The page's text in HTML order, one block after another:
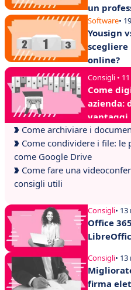
un
Software•
Yousign
online?
Consigli •
Come
azienda:
vantaggi
Come archiviare i
Come condividere i file:
come Google Drive
Come fare una
consigli utili
Consigli•
Office
Consigli•
firma